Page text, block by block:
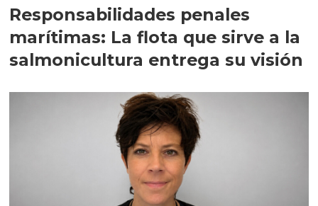
Responsabilidades penales
marítimas: La flota que sirve a la
salmonicultura entrega su visión